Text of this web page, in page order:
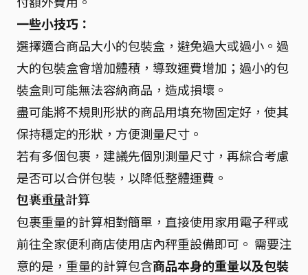
一些小技巧：
選擇適合商品大小的包裝盒，避免過大或過小。過
大的包裝盒會增加體積，導致運費增加；過小的包
裝盒則可能無法容納商品，造成損壞。
盡可能將不規則形狀的商品用填充物固定好，使其
保持穩定的形狀，方便測量尺寸。
若有多個包裹，建議先個別測量尺寸，再綜合考慮
是否可以合併包裝，以降低整體運費。
包裹重量計算
包裹重量的計算相對簡單，直接使用家用電子秤或
前往全家便利商店使用店內秤重設備即可。 需要注
意的是，重量的計算包含商品本身的重量以及包裝